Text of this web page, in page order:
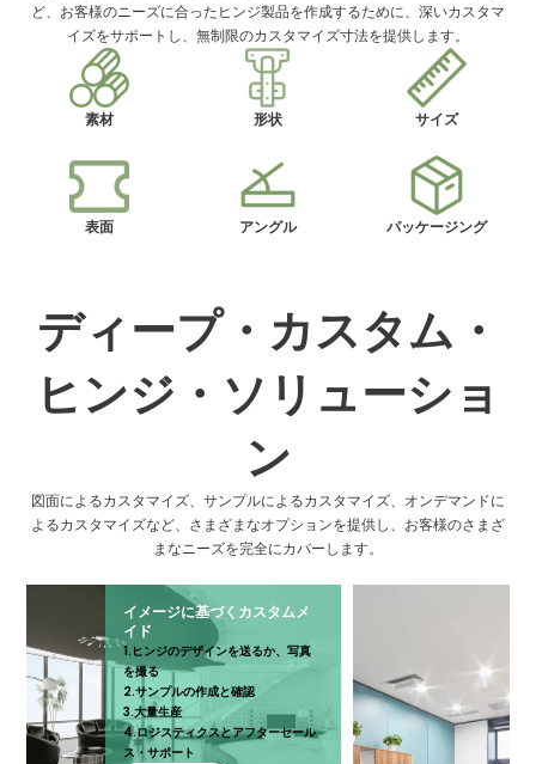
ど、お客様のニーズに合ったヒンジ製品を作成するために、深いカスタマ
イズをサポートし、無制限のカスタマイズ寸法を提供します。
素材 形状 サイズ
表面 アングル パッケージング
ディープ・カスタム・
ヒンジ・ソリューショ
ン
図面によるカスタマイズ、サンプルによるカスタマイズ、オンデマンドに
よるカスタマイズなど、さまざまなオプションを提供し、お客様のさまざ
まなニーズを完全にカバーします。
イメージに基づくカスタムメ
イド
1.ヒンジのデザインを送るか、写真
を撮る
2.サンプルの作成と確認
3.大量生産
4.ロジスティクスとアフターセール
ス・サポート